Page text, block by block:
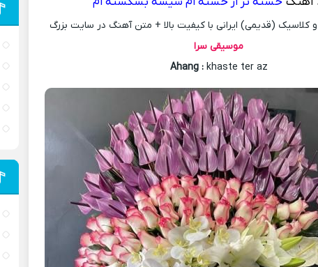
(قدیمی) ایرانی با کیفیت بالا + متن آهنگ در سایت بزرگ
موسیقی سرا
Ahang :khaste ter az